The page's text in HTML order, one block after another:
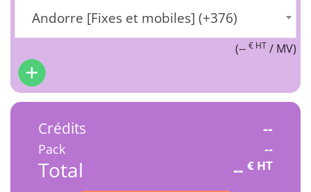
Andorre [Fixes et mobiles] (+376)
(-- € HT / MV)
Crédits --
Pack --
Total -- € HT